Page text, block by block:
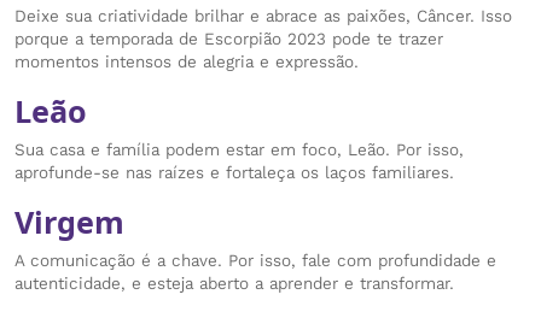
Deixe sua criatividade brilhar e abrace as paixões, Câncer. Isso
porque a temporada de Escorpião 2023 pode te trazer
momentos intensos de alegria e expressão.
Leão
Sua casa e família podem estar em foco, Leão. Por isso,
aprofunde-se nas raízes e fortaleça os laços familiares.
Virgem
A comunicação é a chave. Por isso, fale com profundidade e
autenticidade, e esteja aberto a aprender e transformar.